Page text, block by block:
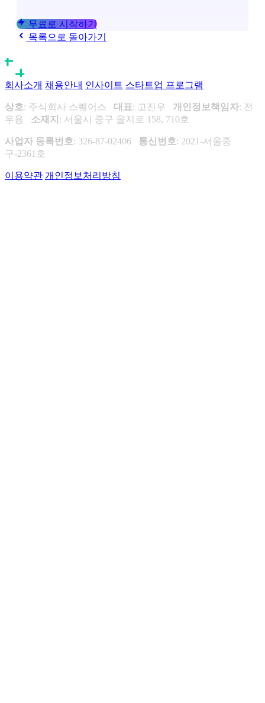
무료로 시작하기
목록으로 돌아가기
회사소개 채용안내 인사이트 스타트업 프로그램
상호: 주식회사 스퀘어스 대표: 고진우 개인정보책임자: 전
우용 소재지 : 서울시 중구 을지로 158, 710호
사업자 등록번호: 326-87-02406 통신번호: 2021-서울중
구-2361호
이용약관 개인정보처리방침